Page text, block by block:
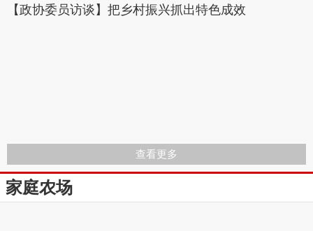
【政协委员访谈】把乡村振兴抓出特色成效
查看更多
家庭农场